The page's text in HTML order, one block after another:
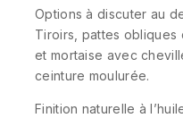
Options à discuter au
Tiroirs, pattes obliques
et mortaise avec
ceinture moulurée.
Finition naturelle à